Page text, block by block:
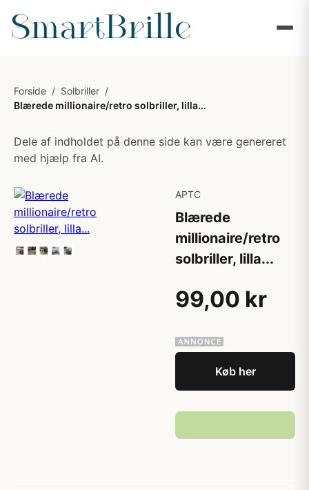
Forside / Solbriller /
Blærede millionaire/retro solbriller, lilla...
Dele af indholdet på denne side kan være genereret
med hjælp fra AI.
APTC
Blærede
millionaire/retro
solbriller, lilla...
99,00 kr
Køb her